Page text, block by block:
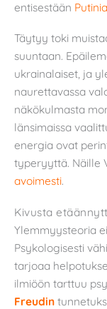
entisestään
Täytyy toki
suuntaan.
ukrainalaiset, ja
naurettavassa
näkökulmasta
länsimaissa
energia ovat
typeryyttä. Näille
avoimesti.
Kivusta
Ylemmyysteoria
Psykologisesti
tarjoaa
ilmiöön tarttuu
Freudin